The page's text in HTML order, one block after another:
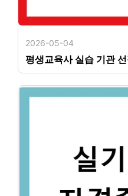
2026-05-04
평생교육사 실습 기관